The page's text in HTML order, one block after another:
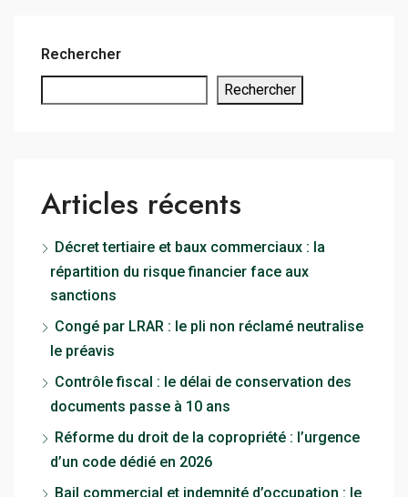
Rechercher
Rechercher
Articles récents
Décret tertiaire et baux commerciaux : la
répartition du risque financier face aux
sanctions
Congé par LRAR : le pli non réclamé neutralise
le préavis
Contrôle fiscal : le délai de conservation des
documents passe à 10 ans
Réforme du droit de la copropriété : l’urgence
d’un code dédié en 2026
Bail commercial et indemnité d’occupation : le